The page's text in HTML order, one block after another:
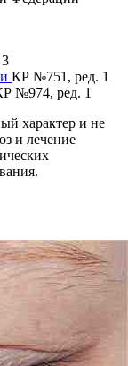
КР №751, ред. 1
№974, ред. 1
характер и не
и лечение